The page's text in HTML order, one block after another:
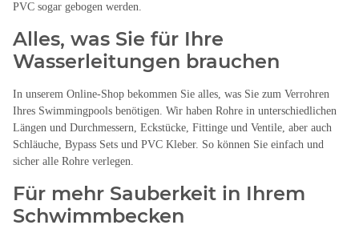
PVC sogar gebogen werden.
Alles, was Sie für Ihre
Wasserleitungen brauchen
In unserem Online-Shop bekommen Sie alles, was Sie zum Verrohren
Ihres Swimmingpools benötigen. Wir haben Rohre in unterschiedlichen
Längen und Durchmessern, Eckstücke, Fittinge und Ventile, aber auch
Schläuche, Bypass Sets und PVC Kleber. So können Sie einfach und
sicher alle Rohre verlegen.
Für mehr Sauberkeit in Ihrem
Schwimmbecken